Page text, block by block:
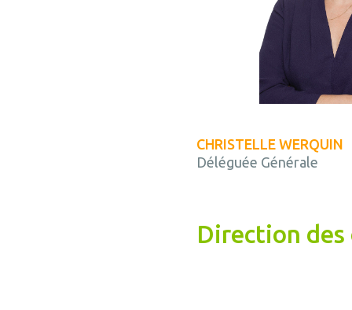
CHRISTELLE WERQUIN
Déléguée Générale
Direction